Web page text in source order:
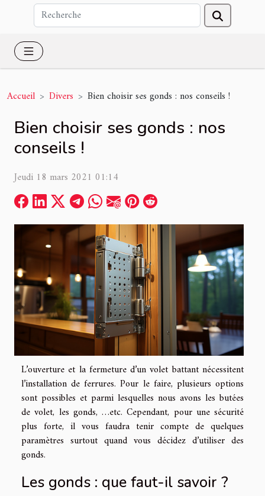
Accueil Divers Bien choisir ses gonds : nos conseils !
Bien choisir ses gonds : nos
conseils !
Jeudi 18 mars 2021 01:14
L’ouverture et la fermeture d’un volet battant nécessitent
l’installation de ferrures. Pour le faire, plusieurs options
sont possibles et parmi lesquelles nous avons les butées
de volet, les gonds, …etc. Cependant, pour une sécurité
plus forte, il vous faudra tenir compte de quelques
paramètres surtout quand vous décidez d’utiliser des
gonds.
Les gonds : que faut-il savoir ?